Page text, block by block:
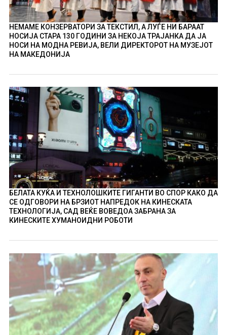
НЕМАМЕ КОНЗЕРВАТОРИ ЗА ТЕКСТИЛ, А ЛУЃЕ НИ БАРААТ
НОСИЈА СТАРА 130 ГОДИНИ ЗА НЕКОЈА ТРАЈАНКА ДА ЈА
НОСИ НА МОДНА РЕВИЈА, ВЕЛИ ДИРЕКТОРОТ НА МУЗЕЈОТ
НА МАКЕДОНИЈА
БЕЛАТА КУЌА И ТЕХНОЛОШКИТЕ ГИГАНТИ ВО СПОР КАКО ДА
СЕ ОДГОВОРИ НА БРЗИОТ НАПРЕДОК НА КИНЕСКАТА
ТЕХНОЛОГИЈА, САД ВЕЌЕ ВОВЕДОА ЗАБРАНА ЗА
КИНЕСКИТЕ ХУМАНОИДНИ РОБОТИ